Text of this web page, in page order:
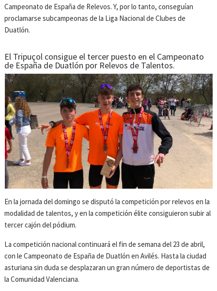
Campeonato de España de Relevos. Y, por lo tanto, conseguían
proclamarse subcampeonas de la Liga Nacional de Clubes de
Duatlón.
El Tripuçol consigue el tercer puesto en el Campeonato
de España de Duatlón por Relevos de Talentos.
En la jornada del domingo se disputó la competición por relevos en la
modalidad de talentos, y en la competición élite consiguieron subir al
tercer cajón del pódium.
La competición nacional continuará el fin de semana del 23 de abril,
con le Campeonato de España de Duatlón en Avilés. Hasta la ciudad
asturiana sin duda se desplazaran un gran número de deportistas de
la Comunidad Valenciana.